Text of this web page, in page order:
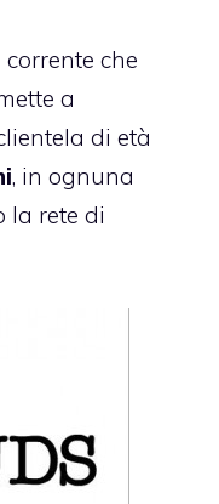
che
a
di età
, in ognuna
la rete di